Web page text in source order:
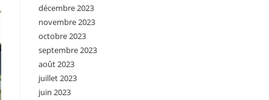
décembre 2023
novembre 2023
octobre 2023
septembre 2023
août 2023
juillet 2023
juin 2023